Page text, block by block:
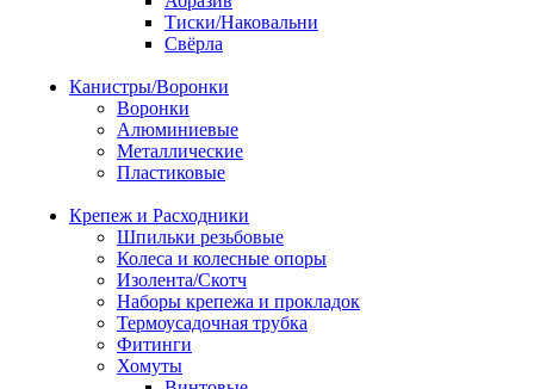
Тиски/Наковальни
Свёрла
Канистры/Воронки
Воронки
Алюминиевые
Металлические
Пластиковые
Крепеж и Расходники
Шпильки резьбовые
Колеса и колесные опоры
Изолента/Скотч
Наборы крепежа и прокладок
Термоусадочная трубка
Фитинги
Хомуты